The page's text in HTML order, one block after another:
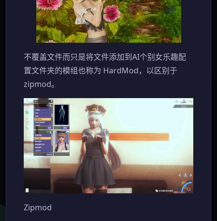
不覆盖文件而只是将文件添加到AI个别女乐趣配
置文件夹的模组也称为 HardMod，以区别于
zipmod。
Zipmod